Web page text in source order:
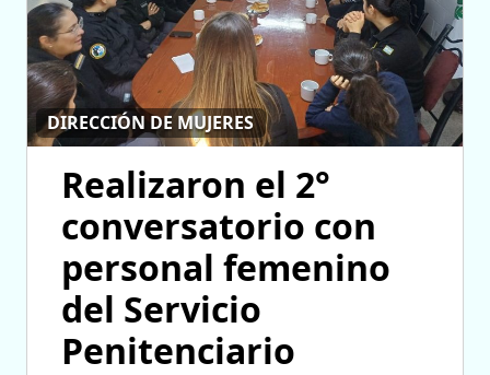
DIRECCIÓN DE MUJERES
Realizaron el 2°
conversatorio con
personal femenino
del Servicio
Penitenciario